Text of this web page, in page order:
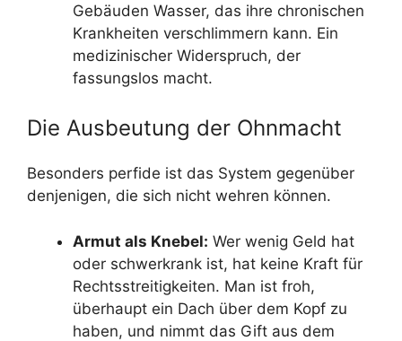
Gebäuden Wasser, das ihre chronischen
Krankheiten verschlimmern kann. Ein
medizinischer Widerspruch, der
fassungslos macht.
Die Ausbeutung der Ohnmacht
Besonders perfide ist das System gegenüber
denjenigen, die sich nicht wehren können.
Armut als Knebel: Wer wenig Geld hat
oder schwerkrank ist, hat keine Kraft für
Rechtsstreitigkeiten. Man ist froh,
überhaupt ein Dach über dem Kopf zu
haben, und nimmt das Gift aus dem